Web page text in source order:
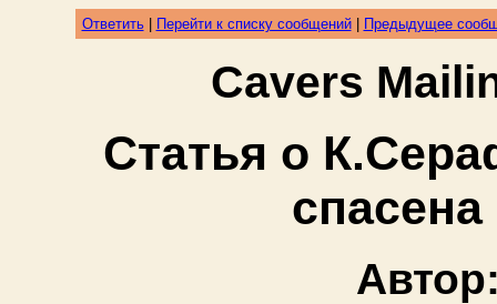
Ответить| Перейти к списку сообщений| Предыдущее
Cavers
Статья о